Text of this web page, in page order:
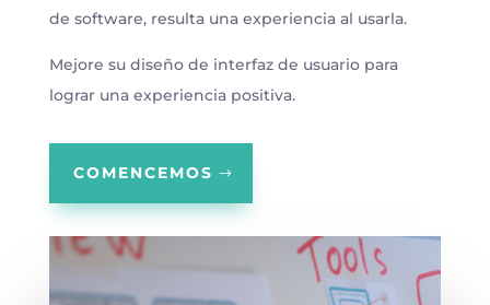
de software, resulta una experiencia al usarla.
Mejore su diseño de interfaz de usuario para
lograr una experiencia positiva.
COMENCEMOS